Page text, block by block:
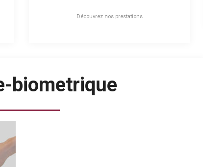
Découvrez nos prestations
biometrique